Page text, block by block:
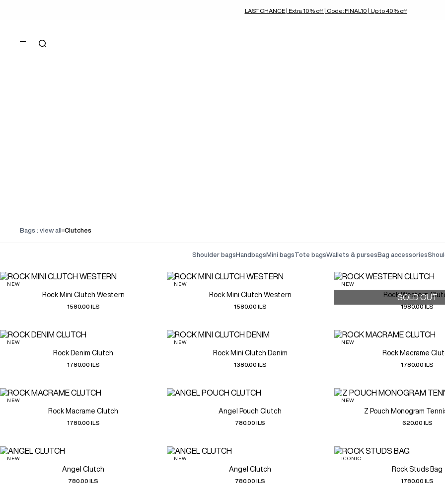
LAST CHANCE | Extra 10% off | Code: FINAL10 | Up to 40% off
Bags : view all Clutches
shoulder bags handbags mini bags tote bags wallets & purses bag accessories
NEW
Rock Mini Clutch Western
1580.00 ILS
NEW
Rock Mini Clutch Western
1580.00 ILS
SOLD OUT
NEW
Rock Western
1980.00 ILS
NEW
Rock Denim Clutch
1780.00 ILS
NEW
Rock Mini Clutch Denim
1380.00 ILS
NEW
Rock Macrame
1780.00 ILS
NEW
Rock Macrame Clutch
1780.00 ILS
Angel Pouch Clutch
780.00 ILS
NEW
Z Pouch Monogram
620.00 ILS
NEW
Angel Clutch
780.00 ILS
NEW
Angel Clutch
780.00 ILS
ICONIC
Rock Studs Bag
1780.00 ILS